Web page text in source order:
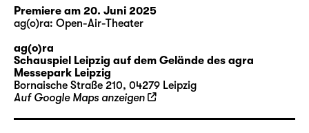
wiederkehrenden Herzschmerzes. Gekonnt
und einfallsreich stellen sie Szenen der
Beziehungen nach, die sie aus Literatur,
Fernsehen, Popkultur oder aus Erzählungen
ihrer Großeltern kennen. Sie schlüpfen in die
Rollen verschiedenster Paare, sie flirten,
streiten, vertragen und trennen sich. Sie
schreiben sich Briefe und Liebeslieder:
Premiere am 20. Juni 2025
ag(o)ra: Open-Air-Theater
ag(o)ra
Schauspiel Leipzig auf dem Gelände des agra
Messepark Leipzig
Bornaische Straße 210, 04279 Leipzig
Auf Google Maps anzeigen